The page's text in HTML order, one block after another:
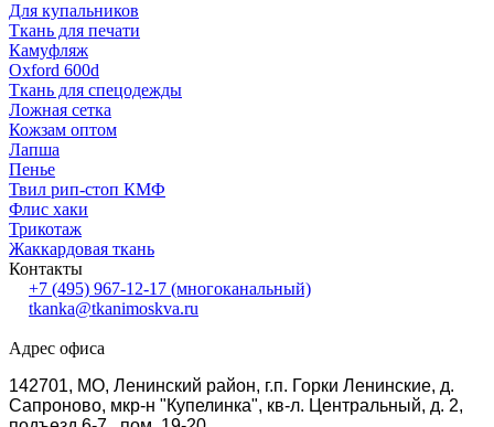
Для купальников
Ткань для печати
Камуфляж
Oxford 600d
Ткань для спецодежды
Ложная сетка
Кожзам оптом
Лапша
Пенье
Твил рип-стоп КМФ
Флис хаки
Трикотаж
Жаккардовая ткань
Контакты
+7 (495) 967-12-17 (многоканальный)
tkanka@tkanimoskva.ru
Адрес офиса
142701, МО, Ленинский район, г.п. Горки Ленинские, д.
Сапроново, мкр-н "Купелинка", кв-л. Центральный, д. 2,